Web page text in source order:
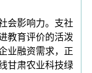
影响力。支社
教育评价的活泼
业融资需求，正
甘肃农业科技绿